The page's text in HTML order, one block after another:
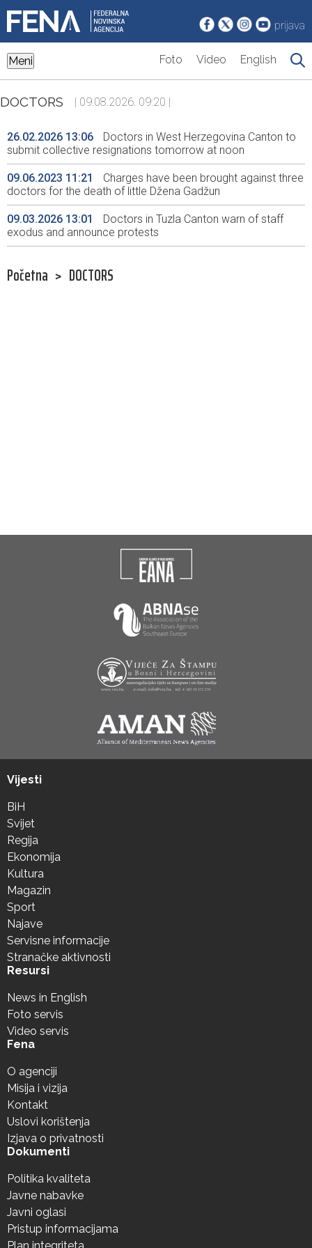
prijava
Meni Foto Video English
DOCTORS | 09.08.2026. 09:20 |
26.02.2026 13:06
Doctors in West Herzegovina Canton to
submit collective resignations tomorrow at noon
09.06.2023 11:21
Charges have been brought against three
doctors for the death of little Džena Gadžun
09.03.2026 13:01
Doctors in Tuzla Canton warn of staff
exodus and announce protests
Početna > DOCTORS
Vijesti
BiH
Svijet
Regija
Ekonomija
Kultura
Magazin
Sport
Najave
Servisne informacije
Stranačke aktivnosti
Resursi
News in English
Foto servis
Video servis
Fena
O agenciji
Misija i vizija
Kontakt
Uslovi korištenja
Izjava o privatnosti
Dokumenti
Politika kvaliteta
Javne nabavke
Javni oglasi
Pristup informacijama